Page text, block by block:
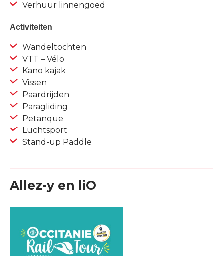
Verhuur linnengoed
Activiteiten
Wandeltochten
VTT – Vélo
Kano kajak
Vissen
Paardrijden
Paragliding
Petanque
Luchtsport
Stand-up Paddle
Allez-y en liO